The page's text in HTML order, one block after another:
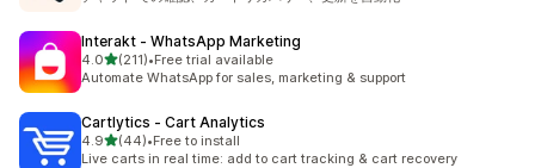
Interakt ‑ WhatsApp Marketing
4.05つ星中
(211)
合計レビュー数：211件
•Free trial available
Automate WhatsApp for sales, marketing & support
Cartlytics ‑ Cart Analytics
4.95つ星中
(44)
合計レビュー数：44件
•Free to install
Live carts in real time: add to cart tracking & cart recovery